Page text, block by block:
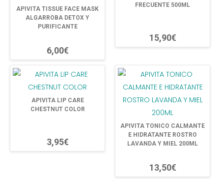
APIVITA TISSUE FACE MASK
ALGARROBA DETOX Y
PURIFICANTE
6,00€
FRECUENTE 500ML
15,90€
APIVITA LIP CARE
CHESTNUT COLOR
3,95€
APIVITA TONICO CALMANTE
E HIDRATANTE ROSTRO
LAVANDA Y MIEL 200ML
13,50€